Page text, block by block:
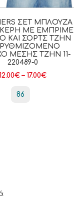
ΣΕΤ ΜΠΛΟΎΖΑ
ΜΕ ΕΜΠΡΙΜΈ
ΚΑΙ ΣΟΡΤΣ ΤΖΗΝ
ΜΈΣΗΣ ΤΖΗΝ 11-
220489-0
€ – 17.00€
86